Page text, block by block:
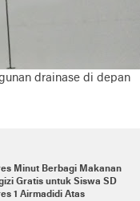
drainase di depan
Minut Berbagi Makanan
Gratis untuk Siswa SD
1 Airmadidi Atas